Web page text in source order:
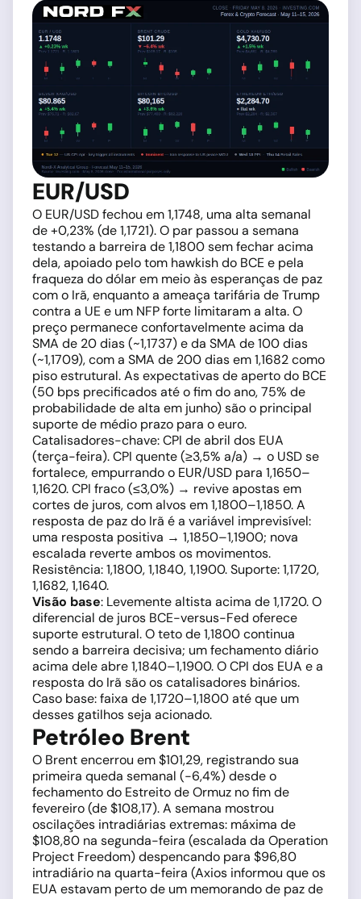
EUR/USD
O EUR/USD fechou em 1,1748, uma alta semanal
de +0,23% (de 1,1721). O par passou a semana
testando a barreira de 1,1800 sem fechar acima
dela, apoiado pelo tom hawkish do BCE e pela
fraqueza do dólar em meio às esperanças de paz
com o Irã, enquanto a ameaça tarifária de Trump
contra a UE e um NFP forte limitaram a alta. O
preço permanece confortavelmente acima da
SMA de 20 dias (~1,1737) e da SMA de 100 dias
(~1,1709), com a SMA de 200 dias em 1,1682 como
piso estrutural. As expectativas de aperto do BCE
(50 bps precificados até o fim do ano, 75% de
probabilidade de alta em junho) são o principal
suporte de médio prazo para o euro.
Catalisadores-chave: CPI de abril dos EUA
(terça-feira). CPI quente (≥3,5% a/a) → o USD se
fortalece, empurrando o EUR/USD para 1,1650–
1,1620. CPI fraco (≤3,0%) → revive apostas em
cortes de juros, com alvos em 1,1800–1,1850. A
resposta de paz do Irã é a variável imprevisível:
uma resposta positiva → 1,1850–1,1900; nova
escalada reverte ambos os movimentos.
Resistência: 1,1800, 1,1840, 1,1900. Suporte: 1,1720,
1,1682, 1,1640.
Visão base: Levemente altista acima de 1,1720. O
diferencial de juros BCE-versus-Fed oferece
suporte estrutural. O teto de 1,1800 continua
sendo a barreira decisiva; um fechamento diário
acima dele abre 1,1840–1,1900. O CPI dos EUA e a
resposta do Irã são os catalisadores binários.
Caso base: faixa de 1,1720–1,1800 até que um
desses gatilhos seja acionado.
Petróleo Brent
O Brent encerrou em $101,29, registrando sua
primeira queda semanal (−6,4%) desde o
fechamento do Estreito de Ormuz no fim de
fevereiro (de $108,17). A semana mostrou
oscilações intradiárias extremas: máxima de
$108,80 na segunda-feira (escalada da Operation
Project Freedom) despencando para $96,80
intradiário na quarta-feira (Axios informou que os
EUA estavam perto de um memorando de paz de